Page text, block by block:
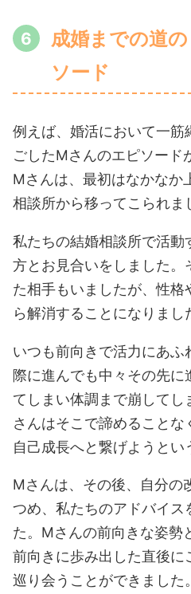
成婚までの道
ソード
例えば、婚活において一筋
ごしたMさんのエピソード
Mさんは、最初はなかなか
相談所から移ってこられま
私たちの結婚相談所で活
方とお見合いをしました。
た相手もいましたが、性
ら解消することになりまし
いつも前向きで活力にあ
際に進んでも中々その先
てしまい体調まで崩して
さんはそこで諦めることな
自己成長へと繋げようとい
Mさんは、その後、自分の
つめ、私たちのアドバイス
た。Mさんの前向きな姿勢
前向きに歩み出した直後に
巡り会うことができました。